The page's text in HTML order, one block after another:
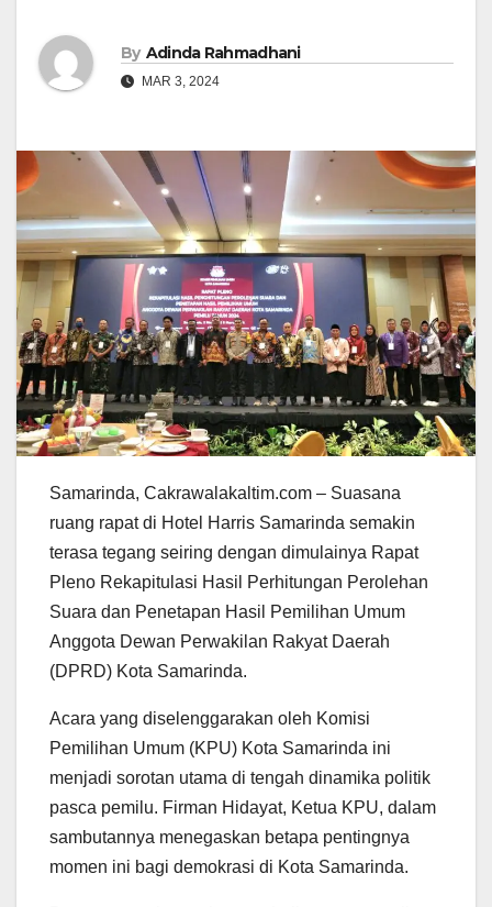
By Adinda Rahmadhani
MAR 3, 2024
Samarinda, Cakrawalakaltim.com – Suasana
ruang rapat di Hotel Harris Samarinda semakin
terasa tegang seiring dengan dimulainya Rapat
Pleno Rekapitulasi Hasil Perhitungan Perolehan
Suara dan Penetapan Hasil Pemilihan Umum
Anggota Dewan Perwakilan Rakyat Daerah
(DPRD) Kota Samarinda.
Acara yang diselenggarakan oleh Komisi
Pemilihan Umum (KPU) Kota Samarinda ini
menjadi sorotan utama di tengah dinamika politik
pasca pemilu. Firman Hidayat, Ketua KPU, dalam
sambutannya menegaskan betapa pentingnya
momen ini bagi demokrasi di Kota Samarinda.